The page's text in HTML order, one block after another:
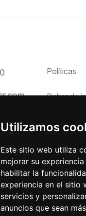
Utilizamos
Este sitio web utiliza
mejorar su
habilitar la
experiencia en el sitio
servicios y
anuncios que sean
Políticas
Deber de
Canal ético
Preguntas
Descargas